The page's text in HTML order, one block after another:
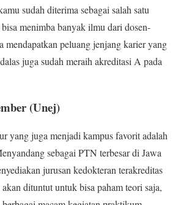
sudah diterima sebagai salah satu
menimba banyak ilmu dari dosen-
mendapatkan peluang jenjang karier yang
juga sudah meraih akreditasi A pada
(Unej)
yang juga menjadi kampus favorit adalah
sebagai PTN terbesar di Jawa
jurusan kedokteran terakreditas
dituntut untuk bisa paham teori saja,